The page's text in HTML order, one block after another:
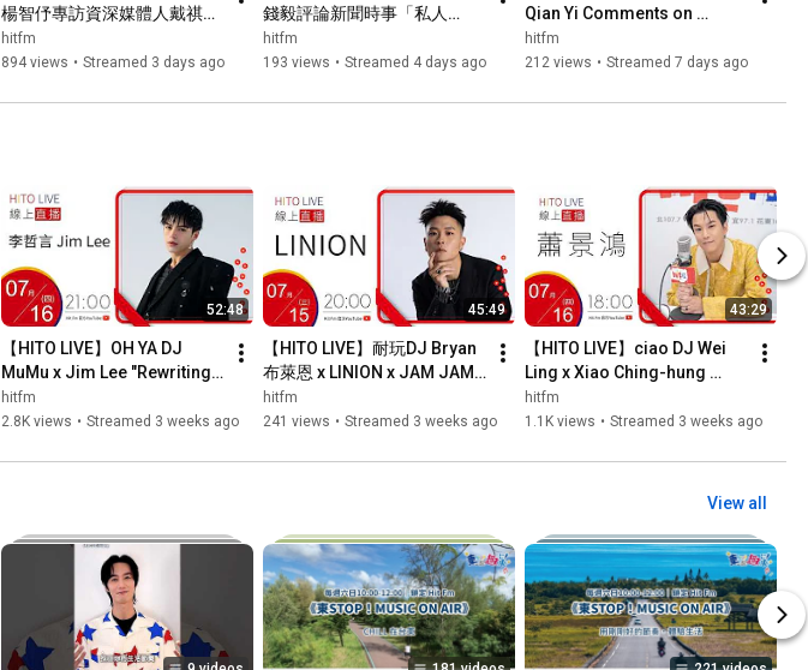
楊智伃專訪資深媒體人戴祺修
「國民黨空戰超車 關鍵2個月
決勝」
hitfm
894 views • Streamed 3 days ago
錢毅評論新聞時事「私人
EZWAY掌個資全民傻眼、全球
最新詐騙手法，包養網也在
hitfm
193 views • Streamed 4 days ago
Qian Yi Comments on
Current Events: "Reflections
on the Kumamoto Earthqu...
hitfm
212 views • Streamed 7 days ago
52:48
【HITO LIVE】OH YA DJ
MuMu x Jim Lee "Rewriting
You into My 100 Love
Songs"｜07/16/2026
hitfm
2.8K views • Streamed 3 weeks ago
45:49
【HITO LIVE】耐玩DJ Bryan
布萊恩 x LINION x JAM JAM
ASIA 亞洲音樂節｜2026.7.15
hitfm
241 views • Streamed 3 weeks ago
43:29
【HITO LIVE】ciao DJ Wei
Ling x Xiao Ching-hung
"Xiao Ching-hung Self-
Titled Debut Album" |
hitfm
1.1K views • Streamed 3 weeks ago
View all